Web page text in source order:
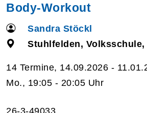
Body-Workout
Sandra Stöckl
Stuhlfelden,
14 Termine, 14.09.2026 -
Mo., 19:05 - 20:05 Uhr
26-3-49033